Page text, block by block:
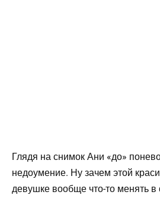
Глядя на снимок Ани «до»
недоумение. Ну зачем этой
девушке вообще что-то менять в